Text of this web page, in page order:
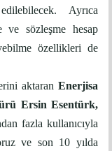
Ayrıca
ve sözleşme hesap
özellikleri de
aktaran Enerjisa
Ersin Esentürk,
fazla kullanıcıyla
ve son 10 yılda